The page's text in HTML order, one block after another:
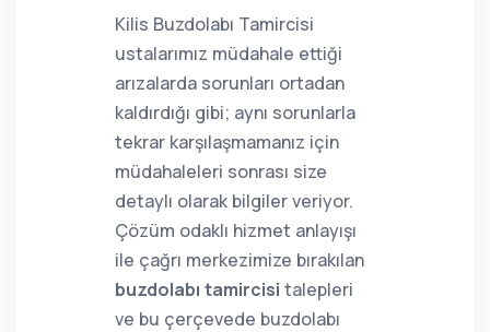
Kilis Buzdolabı Tamircisi
ustalarımız müdahale ettiği
arızalarda sorunları ortadan
kaldırdığı gibi; aynı sorunlarla
tekrar karşılaşmamanız için
müdahaleleri sonrası size
detaylı olarak bilgiler veriyor.
Çözüm odaklı hizmet anlayışı
ile çağrı merkezimize bırakılan
buzdolabı tamircisi talepleri
ve bu çerçevede buzdolabı